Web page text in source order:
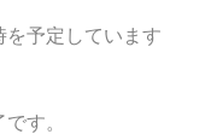
を予定しています
す。